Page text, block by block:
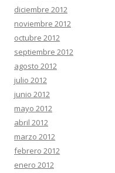
diciembre 2012
noviembre 2012
octubre 2012
septiembre 2012
agosto 2012
julio 2012
junio 2012
mayo 2012
abril 2012
marzo 2012
febrero 2012
enero 2012